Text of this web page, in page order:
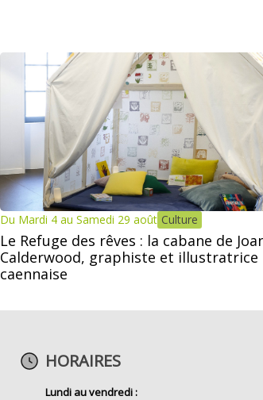
Du Mardi 4 au Samedi 29 août Culture
Le Refuge des rêves : la cabane de
Calderwood, graphiste et illustratrice
caennaise
HORAIRES
Lundi au vendredi :